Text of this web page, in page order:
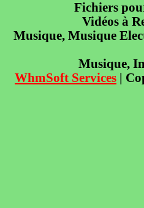
Fichiers
Vidéos à
Musique, Musique
Musique,
WhmSoft Services |